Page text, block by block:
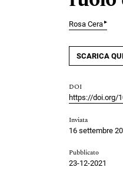
Rosa Cera▸
SCARICA
DOI
https://doi.org/
Inviata
16 settembre
Pubblicato
23-12-2021